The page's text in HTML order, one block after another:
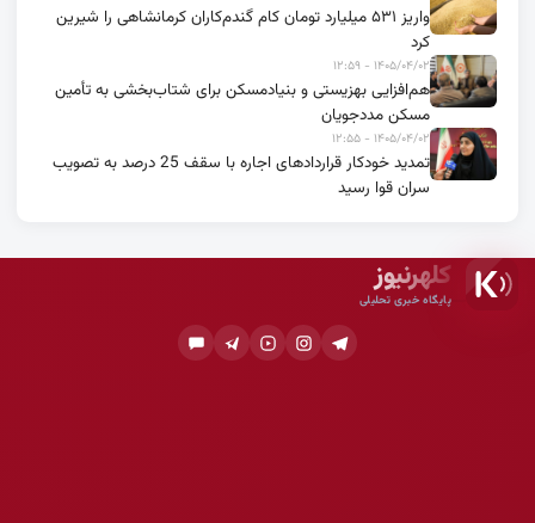
واریز ۵۳۱ میلیارد تومان کام گندم‌کاران کرمانشاهی را شیرین
کرد
۱۴۰۵/۰۴/۰۲ - ۱۲:۵۹
هم‌افزایی بهزیستی و بنیادمسکن برای شتاب‌بخشی به تأمین
مسکن مددجویان
۱۴۰۵/۰۴/۰۲ - ۱۲:۵۵
تمدید خودکار قراردادهای اجاره با سقف 25 درصد به تصویب
سران قوا رسید
کلهرنیوز
پایگاه خبری تحلیلی